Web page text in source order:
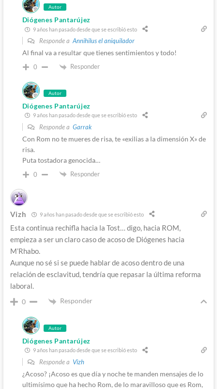
Autor
Diógenes Pantarújez
9 años han pasado desde que se escribió esto
Responde a Annihilus el aniquilador
Al final va a resultar que tienes sentimientos y todo!
0 Responder
Autor
Diógenes Pantarújez
9 años han pasado desde que se escribió esto
Responde a Garrak
Con Rom no te mueres de risa, te «exilias a la dimensión X» de
risa.
Puta tostadora genocida…
0 Responder
Vizh 9 años han pasado desde que se escribió esto
Esta continua rechifla hacia la Tost… digo, hacia ROM,
empieza a ser un claro caso de acoso de Diógenes hacia
M’Rhabo.
Aunque no sé si se puede hablar de acoso dentro de una
relación de esclavitud, tendría que repasar la última reforma
laboral.
0 Responder
Autor
Diógenes Pantarújez
9 años han pasado desde que se escribió esto
Responde a Vizh
¿Acoso? ¡Acoso es que día y noche te manden mensajes de lo
ultimísimo que ha hecho Rom, de lo maravilloso que es Rom,